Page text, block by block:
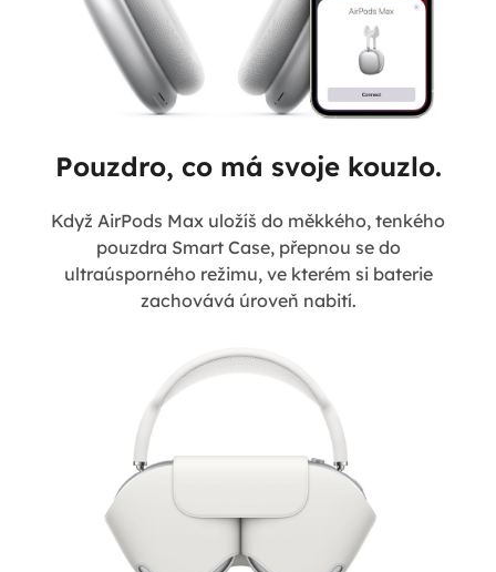
Pouzdro, co má svoje kouzlo.
Když AirPods Max uložíš do měkkého, tenkého
pouzdra Smart Case, přepnou se do
ultraúsporného režimu, ve kterém si baterie
zachovává úroveň nabití.